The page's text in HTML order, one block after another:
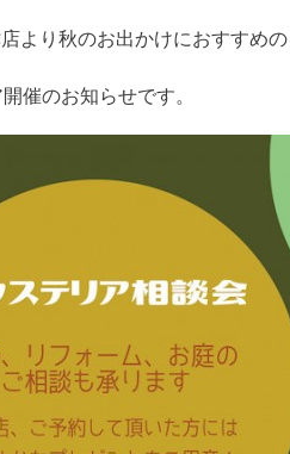
より秋のお出かけにおすすめの
催のお知らせです。